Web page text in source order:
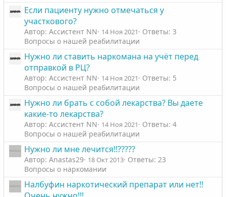
Если пациенту нужно отмечаться у
участкового?
Автор: Ассистент NN 14 Ноя 2021
Ответы: 3
Вопросы о нашей реабилитации
Нужно ли ставить наркомана на учёт перед
отправкой в РЦ?
Автор: Ассистент NN 14 Ноя 2021
Ответы: 5
Вопросы о нашей реабилитации
Нужно ли брать с собой лекарства? Вы даете
какие-то лекарства?
Автор: Ассистент NN 14 Ноя 2021
Ответы: 4
Вопросы о нашей реабилитации
Нужно ли мне лечится!!?????
Автор: Anastas29 18 Окт 2013 Ответы: 23
Вопросы о наркомании
Налбуфин наркотический препарат или нет!!